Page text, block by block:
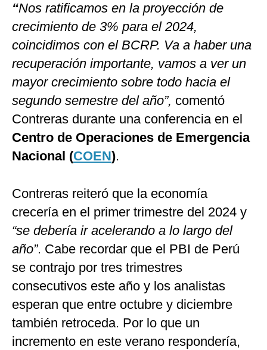
“Nos ratificamos en la proyección de
crecimiento de 3% para el 2024,
coincidimos con el BCRP. Va a haber una
recuperación importante, vamos a ver un
mayor crecimiento sobre todo hacia el
segundo semestre del año”, comentó
Contreras durante una conferencia en el
Centro de Operaciones de Emergencia
Nacional (COEN).
Contreras reiteró que la economía
crecería en el primer trimestre del 2024 y
“se debería ir acelerando a lo largo del
año”. Cabe recordar que el PBI de Perú
se contrajo por tres trimestres
consecutivos este año y los analistas
esperan que entre octubre y diciembre
también retroceda. Por lo que un
incremento en este verano respondería,